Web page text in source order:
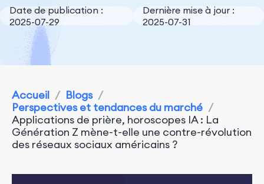
Date de publication :
2025-07-29
Dernière mise à jour :
2025-07-31
Accueil / Blogs /
Perspectives et tendances du marché /
Applications de prière, horoscopes IA : La
Génération Z mène-t-elle une contre-révolution
des réseaux sociaux américains ?